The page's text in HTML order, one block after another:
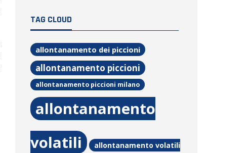
TAG CLOUD
allontanamento dei piccioni
allontanamento piccioni
allontanamento piccioni milano
allontanamento
volatili
allontanamento volatili